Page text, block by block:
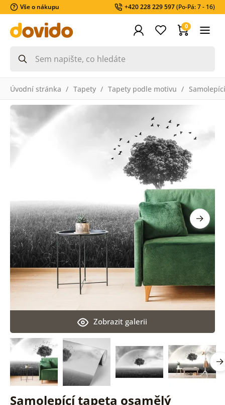
Vše o nákupu +420 228 229 597(Po-Pá: 7 - 16)
0
Úvodní stránka Tapety Tapety podle motivu
Samolepící tapeta osamělý
Zobrazit galerii